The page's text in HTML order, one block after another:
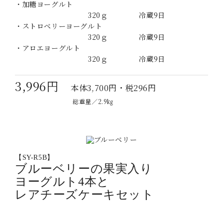
・加糖ヨーグルト
320ｇ 冷蔵9日
・ストロベリーヨーグルト
320ｇ 冷蔵9日
・アロエヨーグルト
320ｇ 冷蔵9日
3,996円本体3,700円・税296円
総重量／2.9㎏
【SY-R5B】
ブルーベリーの果実入り
ヨーグルト4本と
レアチーズケーキセット